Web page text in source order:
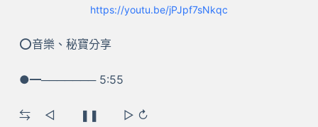
https://youtu.be/jPJpf7sNkqc
⭕音樂、秘寶分享
●━─────── 5:55
⇆ ㅤ◁ ㅤㅤ❚❚ ㅤㅤ▷ ↻